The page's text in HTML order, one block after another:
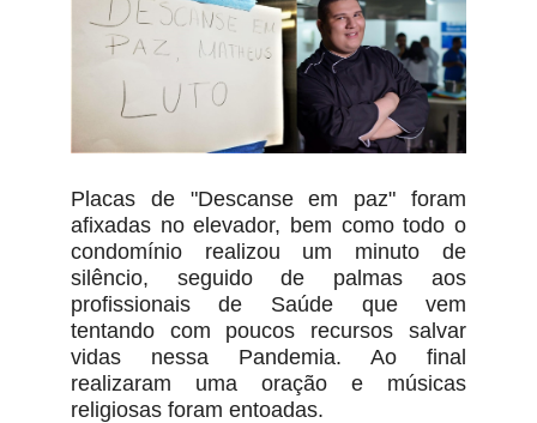
Placas de "Descanse em paz" foram
afixadas no elevador, bem como todo o
condomínio realizou um minuto de
silêncio, seguido de palmas aos
profissionais de Saúde que vem
tentando com poucos recursos salvar
vidas nessa Pandemia. Ao final
realizaram uma oração e músicas
religiosas foram entoadas.